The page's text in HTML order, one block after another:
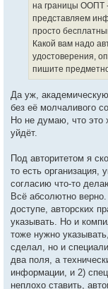
на границы ООПТ
представляем
просто
Какой вам надо
удостоверения,
пишите
Да уж,
без её молчаливого
Но не думаю, что это
уйдёт.
Под авторитетом я
то есть организация,
согласию что-то
Всё абсолютно
доступе, авторских
указывать. Но и
тоже нужно
сделал, но и
два поля, а
информации, и 2)
неплохо ставить,